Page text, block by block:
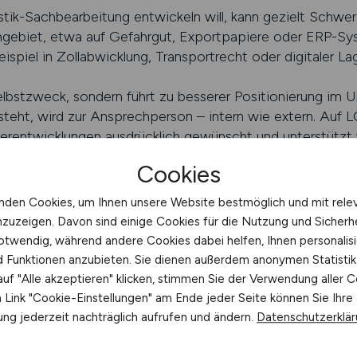
Sachbearbeitung entwickeln will, kann gezielt
etwa auf Gefahrgut, Exportpapiere oder ERP-
in Zollabwicklung, Transportrecht oder digitaler
sondern führt zu besserer Positionierung im
wird zur Ansprechperson – intern wie extern. Auf
ausdrücklich gewünscht und unterstützt
– wenn Erfahrung
gearbeitet hat, kennt alle Abläufe. In vielen
Rollen auf – zum Beispiel als Teamleitung Versand,
um die Organisation von Mitarbeitenden, die
Prozesse.
oft aus Praxis – nicht allein durch Titel. Wer zuverlässig
Führungskraft. Ob du eine kleine Gruppe steuerst
oben beginnt mit fachlicher Souveränität und sozialer
Cookies
Cookies, um Ihnen unsere Website bestmöglich und mit
Davon sind einige Cookies für die Nutzung und
während andere Cookies dabei helfen, Ihnen
Funktionen anzubieten. Sie dienen außerdem anonymen
"Alle akzeptieren" klicken, stimmen Sie der Verwendung aller
"Cookie-Einstellungen" am Ende jeder Seite können Sie Ihre
jederzeit nachträglich aufrufen und ändern.